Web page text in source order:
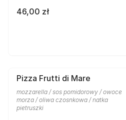
46,00 zł
Pizza Frutti di Mare
mozzarella / sos pomidorowy / owoce
morza / oliwa czosnkowa / natka
pietruszki